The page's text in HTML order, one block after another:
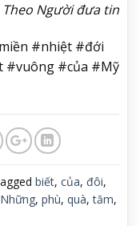
Theo Người đưa tin
#nhiệt #đới
#của #Mỹ
biết, của, đôi,
Những, phù, quà,tăm,